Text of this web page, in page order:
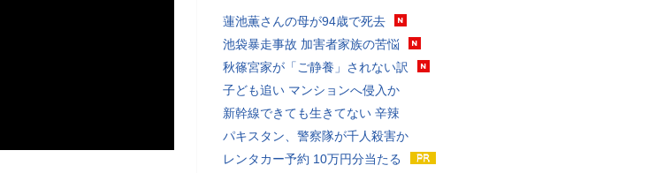
蓮池薫さんの母が94歳で死去
池袋暴走事故 加害者家族の苦悩
秋篠宮家が「ご静養」されない訳
子ども追い マンションへ侵入か
新幹線できても生きてない 辛辣
パキスタン、警察隊が千人殺害か
レンタカー予約 10万円分当たる